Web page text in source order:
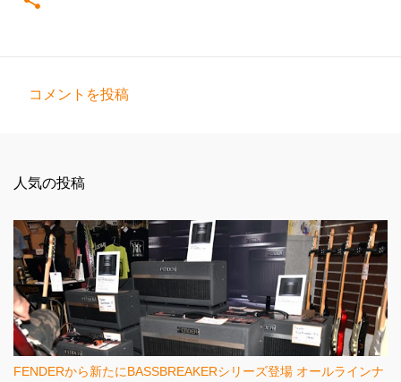
ト
コメントを投稿
人気の投稿
FENDERから新たにBASSBREAKERシリーズ登場 オールラインナ